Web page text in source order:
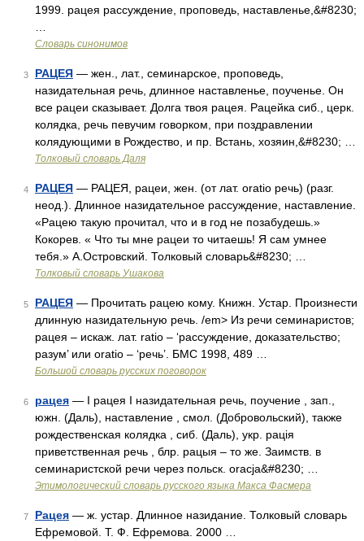
1999. рацея рассуждение, проповедь, наставленье,&#8230;
Словарь синонимов
3 РАЦЕЯ — жен., лат., семинарское, проповедь,
назидательная речь, длинное наставленье, поученье. Он
все рацеи сказывает. Долга твоя рацея. Рацейка сиб., церк.
колядка, речь певучим говорком, при поздравлении
колядующими в Рождество, и пр. Встань, хозяин,&#8230; …
Толковый словарь Даля
4 РАЦЕЯ — РАЦЕЯ, рацеи, жен. (от лат. oratio речь) (разг.
неод.). Длинное назидательное рассуждение, наставление.
«Рацею такую прочитал, что и в год не позабудешь.»
Кокорев. « Что ты мне рацеи то читаешь! Я сам умнее
тебя.» А.Островский. Толковый словарь&#8230; …
Толковый словарь Ушакова
5 РАЦЕЯ — Прочитать рацею кому. Книжн. Устар. Произнести
длинную назидательную речь. /em> Из речи семинаристов;
рацея – искаж. лат. ratio – ‘рассуждение, доказательство;
разум’ или oratio – ‘речь’. БМС 1998, 489 …
Большой словарь русских поговорок
6 рацея — I рацея I назидательная речь, поучение , зап.,
южн. (Даль), наставление , смол. (Добровольский), также
рождественская колядка , сиб. (Даль), укр. рацiя
приветственная речь , блр. рацыя – то же. Заимств. в
семинаристской речи через польск. оrасjа&#8230; …
Этимологический словарь русского языка Макса Фасмера
7 Рацея — ж. устар. Длинное назидание. Толковый словарь
Ефремовой. Т. Ф. Ефремова. 2000 …